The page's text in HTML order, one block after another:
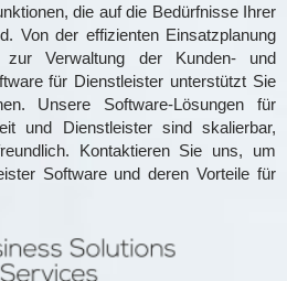
die auf die Bedürfnisse Ihrer
Von der effizienten Einsatzplanung
Verwaltung der Kunden- und
für Dienstleister unterstützt Sie
Unsere Software-Lösungen für
und Dienstleister sind skalierbar,
Kontaktieren Sie uns, um
Software und deren Vorteile für